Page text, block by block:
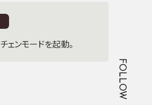
FOLLOW
ェンモードを起動。